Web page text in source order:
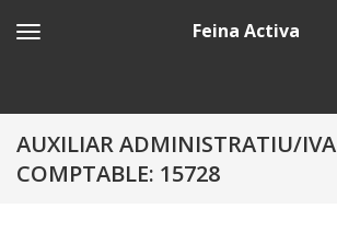
Feina Activa
AUXILIAR ADMINISTRATIU/IVA
COMPTABLE: 15728